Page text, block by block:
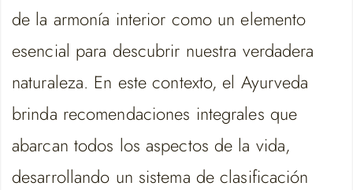
de la armonía interior como un elemento
esencial para descubrir nuestra verdadera
naturaleza. En este contexto, el Ayurveda
brinda recomendaciones integrales que
abarcan todos los aspectos de la vida,
desarrollando un sistema de clasificación